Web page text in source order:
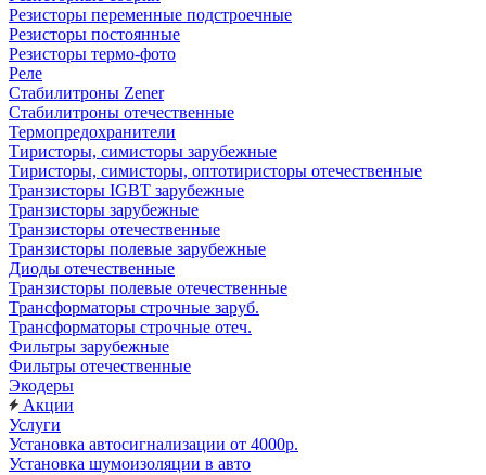
Резисторы переменные подстроечные
Резисторы постоянные
Резисторы термо-фото
Реле
Стабилитроны Zener
Стабилитроны отечественные
Термопредохранители
Тиристоры, симисторы зарубежные
Тиристоры, симисторы, оптотиристоры отечественные
Транзисторы IGBT зарубежные
Транзисторы зарубежные
Транзисторы отечественные
Транзисторы полевые зарубежные
Диоды отечественные
Транзисторы полевые отечественные
Трансформаторы строчные заруб.
Трансформаторы строчные отеч.
Фильтры зарубежные
Фильтры отечественные
Экодеры
Акции
Услуги
Установка автосигнализации от 4000р.
Установка шумоизоляции в авто